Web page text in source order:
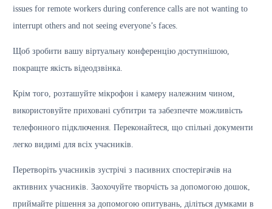
issues for remote workers during conference calls are not wanting to
interrupt others and not seeing everyone’s faces.
Щоб зробити вашу віртуальну конференцію доступнішою,
покращте якість відеодзвінка.
Крім того, розташуйте мікрофон і камеру належним чином,
використовуйте приховані субтитри та забезпечте можливість
телефонного підключення. Переконайтеся, що спільні документи
легко видимі для всіх учасників.
Перетворіть учасників зустрічі з пасивних спостерігачів на
активних учасників. Заохочуйте творчість за допомогою дошок,
приймайте рішення за допомогою опитувань, діліться думками в